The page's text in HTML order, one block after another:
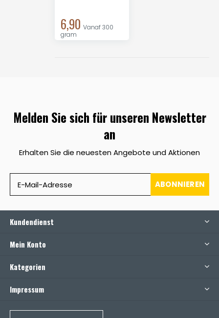
6,90 Vanaf 300
gram
Melden Sie sich für unseren Newsletter
an
Erhalten Sie die neuesten Angebote und Aktionen
ABONNIEREN
Kundendienst
Mein Konto
Kategorien
Impressum